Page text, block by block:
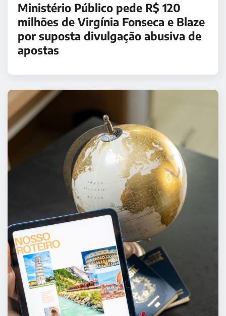
Ministério Público pede R$ 120
milhões de Virgínia Fonseca e Blaze
por suposta divulgação abusiva de
apostas